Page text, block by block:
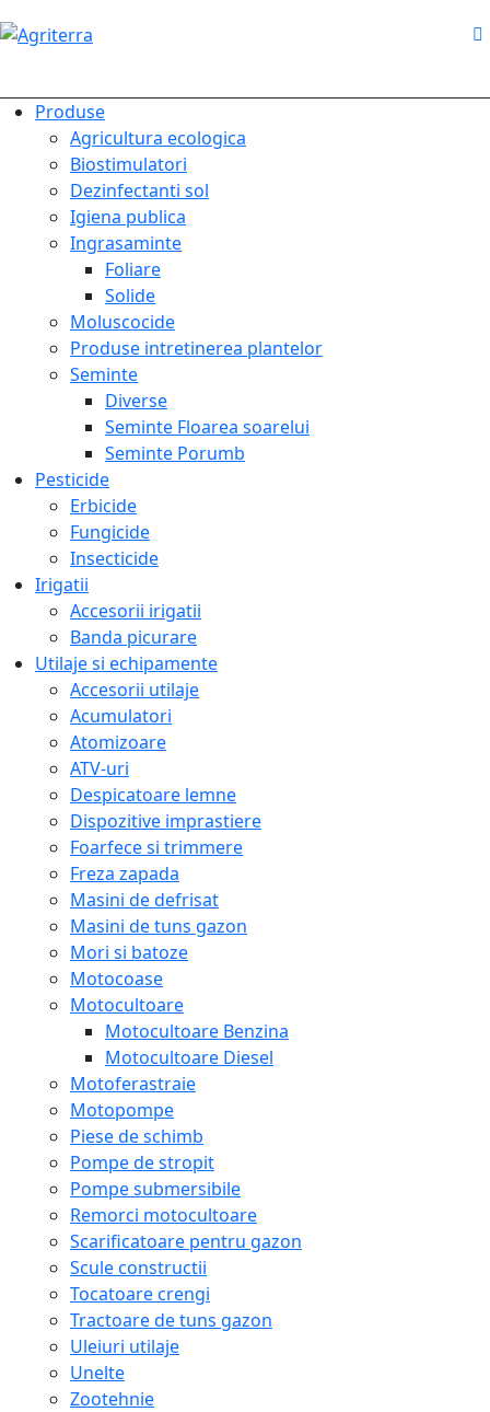
Produse
Agricultura ecologica
Biostimulatori
Dezinfectanti sol
Igiena publica
Ingrasaminte
Foliare
Solide
Moluscocide
Produse intretinerea plantelor
Seminte
Diverse
Seminte Floarea soarelui
Seminte Porumb
Pesticide
Erbicide
Fungicide
Insecticide
Irigatii
Accesorii irigatii
Banda picurare
Utilaje si echipamente
Accesorii utilaje
Acumulatori
Atomizoare
ATV-uri
Despicatoare lemne
Dispozitive imprastiere
Foarfece si trimmere
Freza zapada
Masini de defrisat
Masini de tuns gazon
Mori si batoze
Motocoase
Motocultoare
Motocultoare Benzina
Motocultoare Diesel
Motoferastraie
Motopompe
Piese de schimb
Pompe de stropit
Pompe submersibile
Remorci motocultoare
Scarificatoare pentru gazon
Scule constructii
Tocatoare crengi
Tractoare de tuns gazon
Uleiuri utilaje
Unelte
Zootehnie